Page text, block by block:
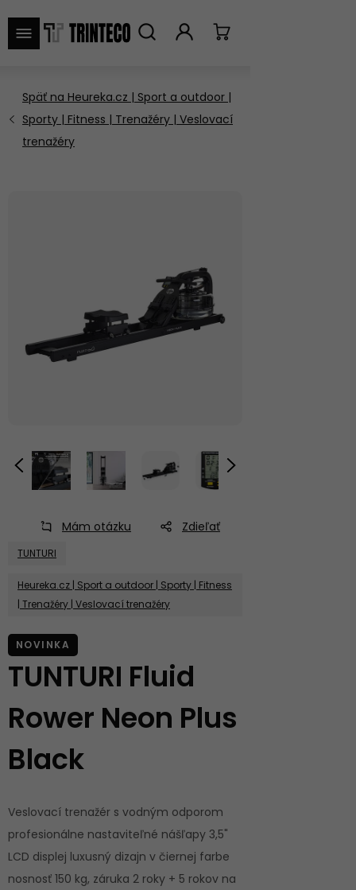
VYHĽADAŤ
Mám otázku Zdieľať
TUNTURI
Heureka.cz | Sport a outdoor | Sporty | Fitness
| Trenažéry | Veslovací trenažéry
NOVINKA
TUNTURI Fluid
Rower Neon Plus
Black
Veslovací trenažér s vodným odporom
profesionálne nastaviteľné nášľapy 3,5"
LCD displej luxusný dizajn v čiernej farbe
nosnosť 150 kg, záruka 2 roky + 5 rokov na